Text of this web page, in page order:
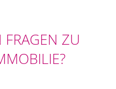
FRAGEN ZU